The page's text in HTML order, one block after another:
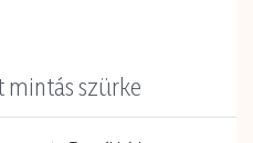
mintás szürke